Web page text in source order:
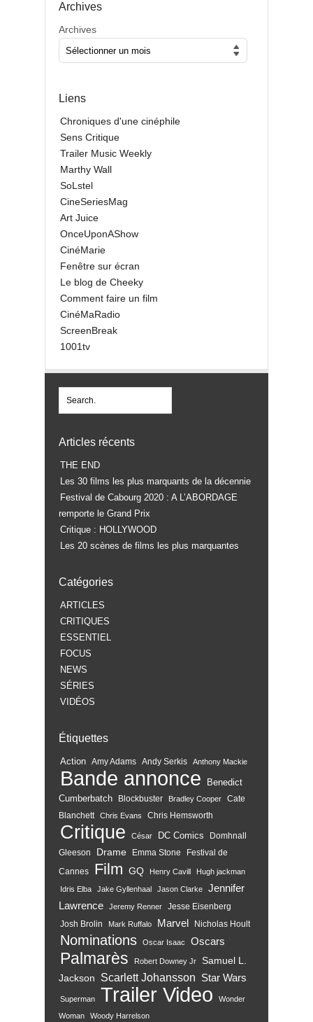
Archives
Archives
Liens
Chroniques d'une cinéphile
Sens Critique
Trailer Music Weekly
Marthy Wall
SoLstel
CineSeriesMag
Art Juice
OnceUponAShow
CinéMarie
Fenêtre sur écran
Le blog de Cheeky
Comment faire un film
CinéMaRadio
ScreenBreak
1001tv
Articles récents
THE END
Les 30 films les plus marquants de la décennie
Festival de Cabourg 2020 : A L’ABORDAGE
remporte le Grand Prix
Critique : HOLLYWOOD
Les 20 scènes de films les plus marquantes
Catégories
ARTICLES
CRITIQUES
ESSENTIEL
FOCUS
NEWS
SÉRIES
VIDÉOS
Étiquettes
Action Amy Adams Andy Serkis Anthony Mackie
Bande annonce
Benedict
Cumberbatch
Blockbuster Bradley Cooper
Cate
Blanchett
Chris Evans Chris Hemsworth
Critique César DC Comics
Domhnall
Gleeson
Drame Emma Stone
Festival de
Cannes
Film GQ Henry Cavill Hugh jackman
Idris Elba Jake Gyllenhaal Jason Clarke
Jennifer
Lawrence
Jeremy Renner
Jesse Eisenberg
Josh Brolin
Mark Ruffalo Marvel Nicholas Hoult
Nominations Oscar Isaac Oscars
Palmarès Robert Downey Jr
Samuel L.
Jackson
Scarlett Johansson Star Wars
Superman Trailer Video
Wonder
Woman
Woody Harrelson